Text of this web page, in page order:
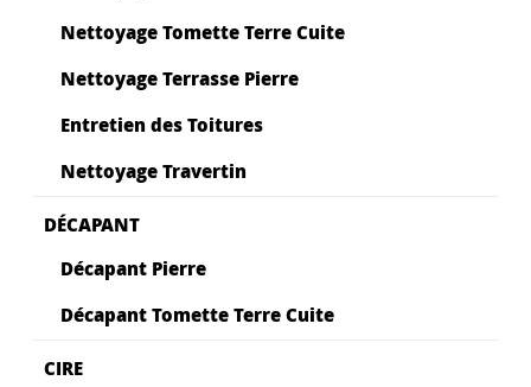
Nettoyage Tomette Terre Cuite
Nettoyage Terrasse Pierre
Entretien des Toitures
Nettoyage Travertin
DÉCAPANT
Décapant Pierre
Décapant Tomette Terre Cuite
CIRE